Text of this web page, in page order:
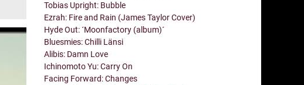
Tobias Upright: Bubble
Ezrah: Fire and Rain (James Taylor Cover)
Hyde Out: ´Moonfactory (album)´
Bluesmies: Chilli Länsi
Alibis: Damn Love
Ichinomoto Yu: Carry On
Facing Forward: Changes